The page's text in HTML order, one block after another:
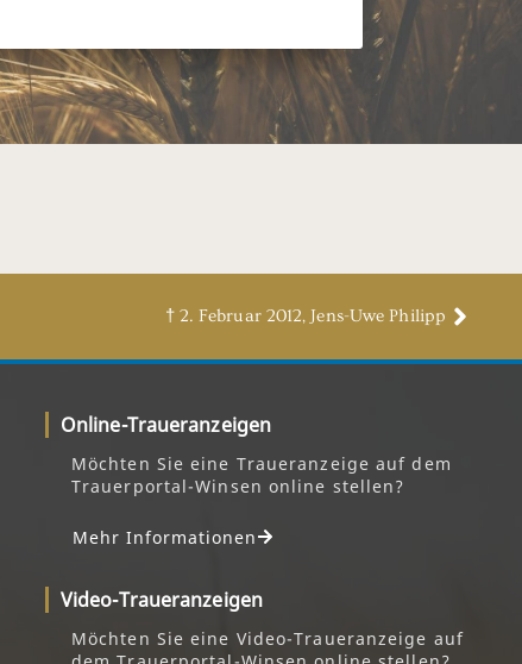
† 2. Februar 2012, Jens-Uwe Philipp
Online-Traueranzeigen
Möchten Sie eine Traueranzeige auf dem
Trauerportal-Winsen online stellen?
Mehr Informationen
Video-Traueranzeigen
Möchten Sie eine Video-Traueranzeige auf